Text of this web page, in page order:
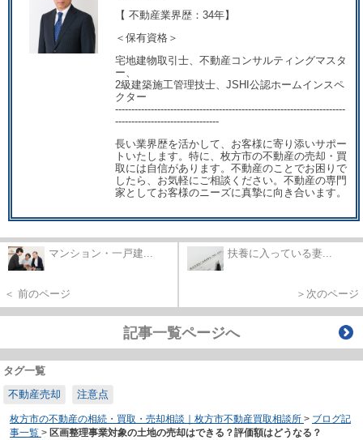
【 不動産業界歴：34年】
＜保有資格＞
宅地建物取引士、不動産コンサルティングマスタ
ー、
2級建築施工管理技士、JSHI公認ホームインスペ
クター
-----------------------------------------------------------------------
--------------------------------
長い業界歴を活かして、お客様に寄り添いサポー
トいたします。特に、枚方市の不動産の売却・買
取には自信があります。不動産のことでお困りで
したら、お気軽にご相談ください。不動産の専門
家としてお客様のニーズに真摯に向き合います。
マンション・一戸建...
＜ 前のページ
扶養に入っている妻...
＞次のページ
記事一覧ページへ
タグ一覧
不動産売却
注意点
枚方市の不動産の相続・買取・売却相談｜枚方市不動産買取相談所 > ブログ記
事一覧 > 区画整理事業対象の土地の売却はできる？評価額はどうなる？